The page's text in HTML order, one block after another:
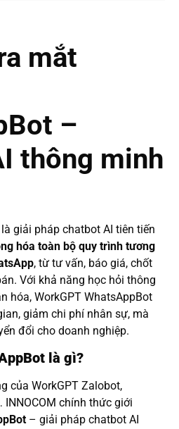
mắt
–
thông minh
là giải pháp chatbot AI tiên tiến
hóa toàn bộ quy trình tương
, từ tư vấn, báo giá, chốt
Với khả năng học hỏi thông
hóa, WorkGPT WhatsAppBot
giảm chi phí nhân sự, mà
đổi cho doanh nghiệp.
là gì?
của WorkGPT Zalobot,
INNOCOM chính thức giới
– giải pháp chatbot AI